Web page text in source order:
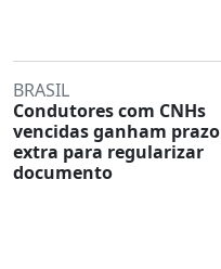
BRASIL
Condutores com CNHs
vencidas ganham prazo
extra para regularizar
documento